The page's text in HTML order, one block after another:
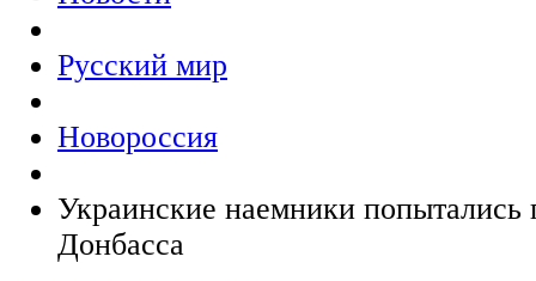
Русский мир
Новороссия
Украинские наемники попытались
Донбасса